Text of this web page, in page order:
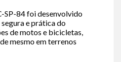
SP-84 foi desenvolvido
e prática do
de motos e bicicletas,
mesmo em terrenos